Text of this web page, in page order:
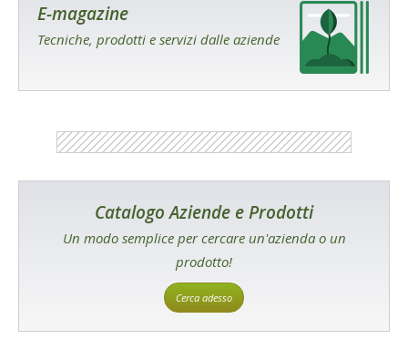
E-magazine
Tecniche, prodotti e servizi dalle aziende
Catalogo Aziende e Prodotti
Un modo semplice per cercare un'azienda o un
prodotto!
Cerca adesso